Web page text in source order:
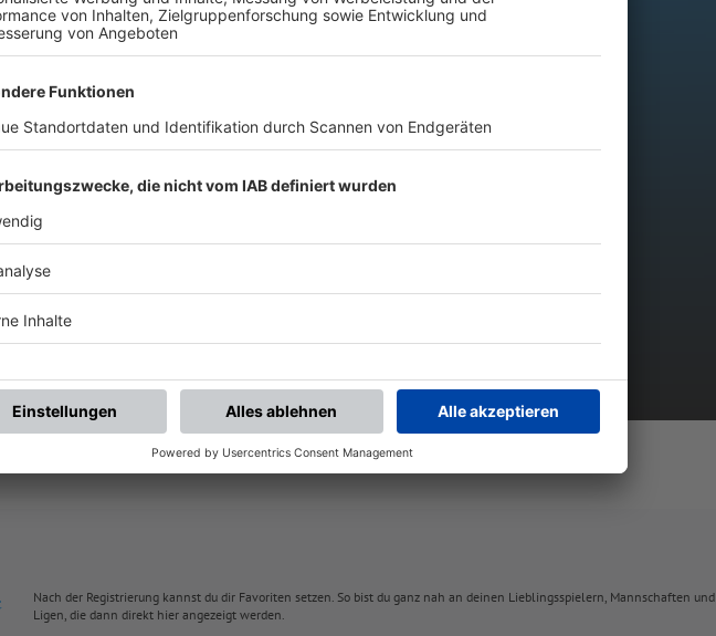
DEN BFV-WHATSAPP-KANAL!
Nach der Registrierung kannst du dir Favoriten setzen. So bist du ganz nah an deinen Lieblingsspielern, Mannschaften und
Ligen, die dann direkt hier angezeigt werden.